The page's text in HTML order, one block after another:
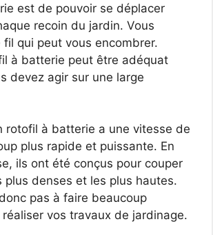
est de pouvoir se déplacer
recoin du jardin. Vous
fil qui peut vous encombrer.
à batterie peut être adéquat
devez agir sur une large
rotofil à batterie a une vitesse de
plus rapide et puissante. En
ils ont été conçus pour couper
plus denses et les plus hautes.
pas à faire beaucoup
réaliser vos travaux de jardinage.